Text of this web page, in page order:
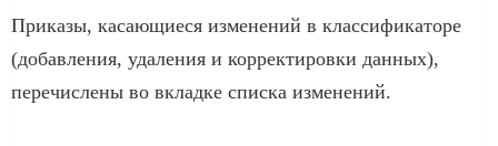
Приказы, касающиеся изменений в классификаторе
(добавления, удаления и корректировки данных),
перечислены во вкладке списка изменений.